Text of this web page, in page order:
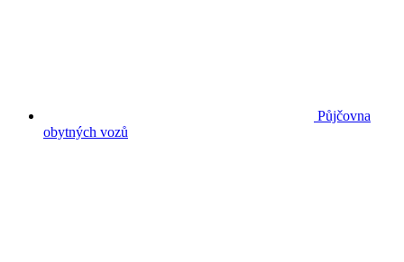
Půjčovna
obytných vozů